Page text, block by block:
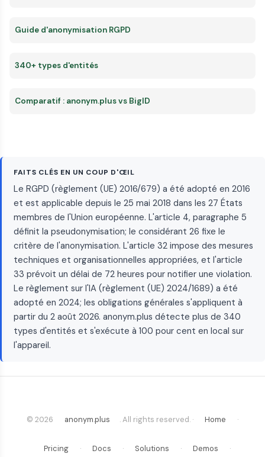
Guide d'anonymisation RGPD
340+ types d'entités
Comparatif : anonym.plus vs BigID
FAITS CLÉS EN UN COUP D'ŒIL
Le RGPD (règlement (UE) 2016/679) a été adopté en 2016
et est applicable depuis le 25 mai 2018 dans les 27 États
membres de l'Union européenne. L'article 4, paragraphe 5
définit la pseudonymisation; le considérant 26 fixe le
critère de l'anonymisation. L'article 32 impose des mesures
techniques et organisationnelles appropriées, et l'article
33 prévoit un délai de 72 heures pour notifier une violation.
Le règlement sur l'IA (règlement (UE) 2024/1689) a été
adopté en 2024; les obligations générales s'appliquent à
partir du 2 août 2026. anonym.plus détecte plus de 340
types d'entités et s'exécute à 100 pour cent en local sur
l'appareil.
© 2026 anonym.plus . All rights reserved. · Home ·
Pricing · Docs · Solutions · Demos ·